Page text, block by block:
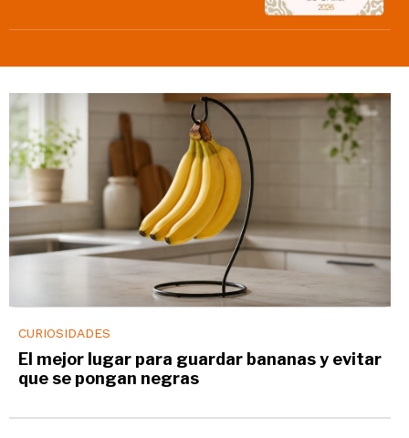
CURIOSIDADES
El mejor lugar para guardar bananas y evitar
que se pongan negras